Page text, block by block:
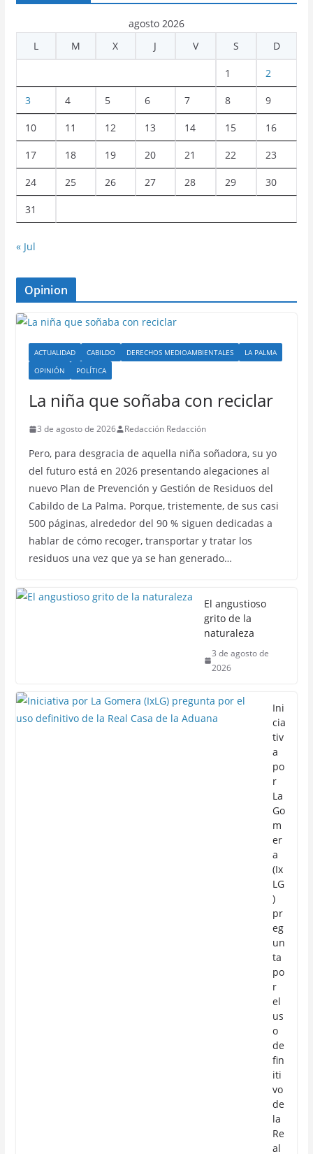
agosto 2026
L
M X J V S D
1 2
3 4 5 6 7 8 9
10 11 12 13 14 15 16
17 18 19 20 21 22 23
24 25 26 27 28 29 30
31
« Jul
Opinion
ACTUALIDAD CABILDO DERECHOS MEDIOAMBIENTALES
LA PALMA
OPINIÓN
POLÍTICA
La niña que soñaba con reciclar
3 de agosto de 2026 Redacción Redacción
Pero, para desgracia de aquella niña soñadora, su yo
del futuro está en 2026 presentando alegaciones al
nuevo Plan de Prevención y Gestión de Residuos del
Cabildo de La Palma. Porque, tristemente, de sus casi
500 páginas, alrededor del 90 % siguen dedicadas a
hablar de cómo recoger, transportar y tratar los
residuos una vez que ya se han generado…
El angustioso
grito de la
naturaleza
3 de agosto de
2026
Ini
cia
tiv
a
po
r
La
Go
m
er
a
(Ix
LG
)
pr
eg
un
ta
po
r
el
us
o
de
fin
iti
vo
de
la
Re
al